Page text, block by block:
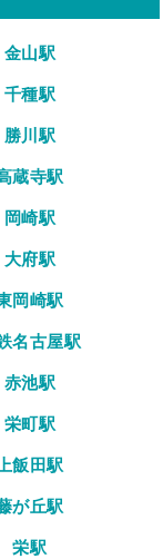
金山駅
千種駅
勝川駅
蔵寺駅
岡崎駅
大府駅
岡崎駅
名古屋駅
赤池駅
栄町駅
上飯田駅
が丘駅
栄駅